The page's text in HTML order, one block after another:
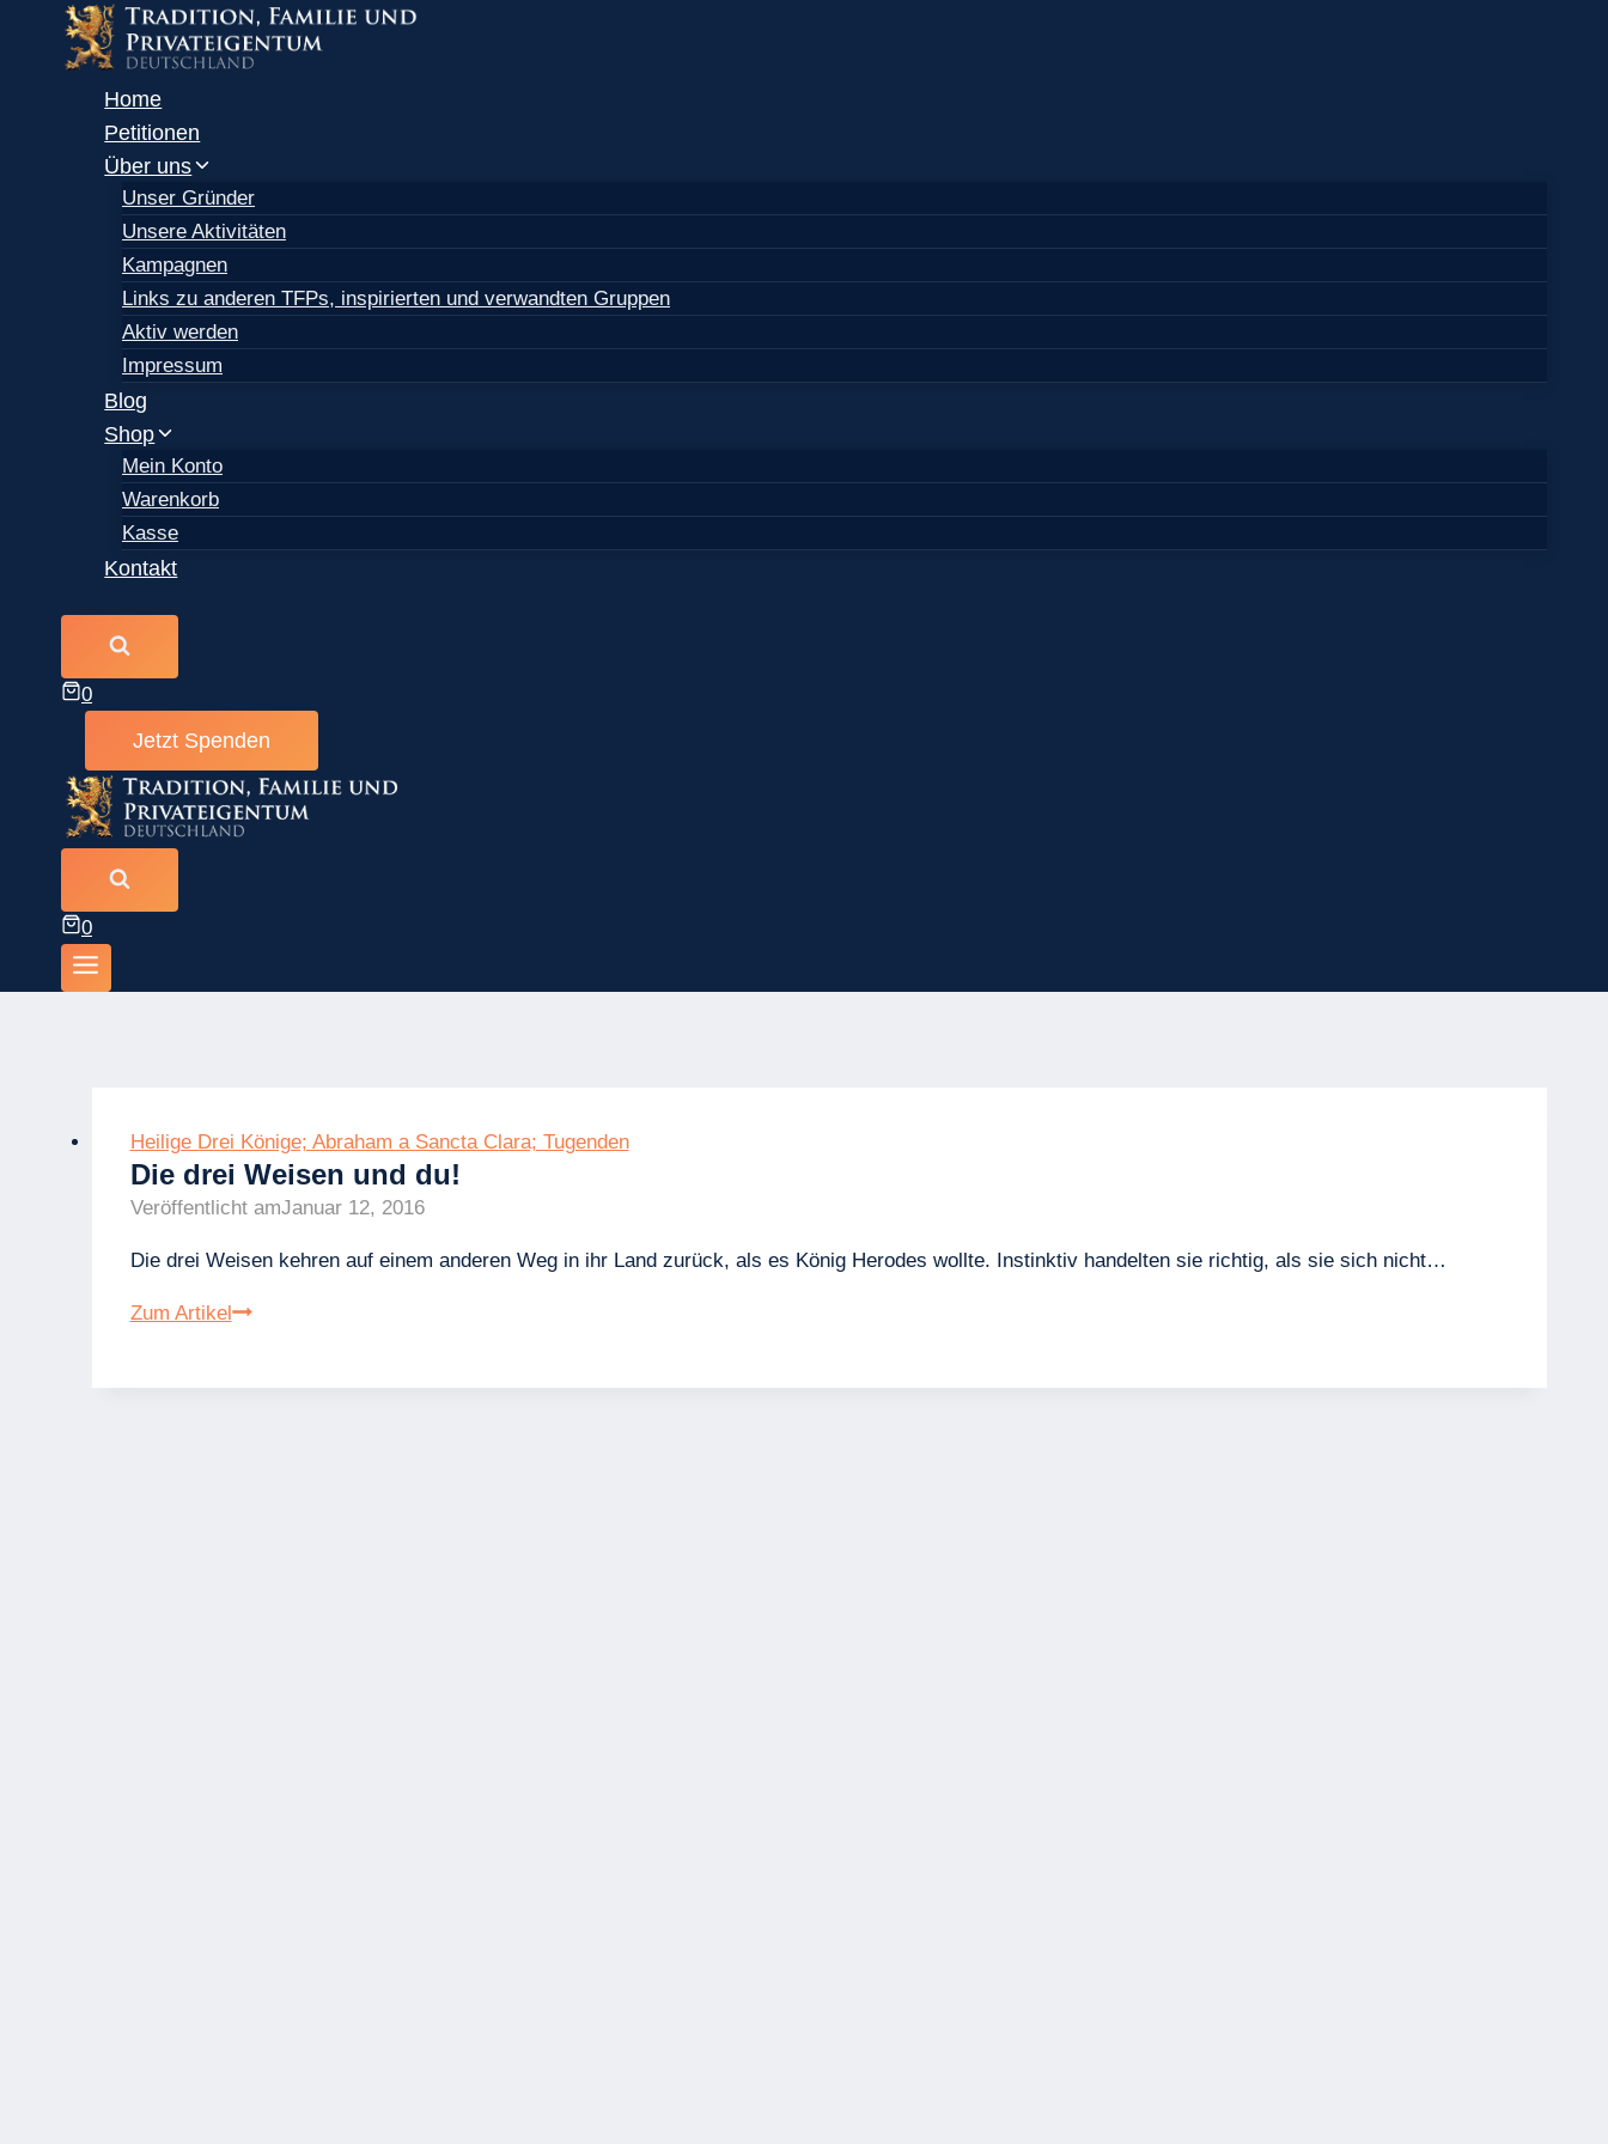
Home
Petitionen
Über uns
Unser Gründer
Unsere Aktivitäten
Kampagnen
Links zu anderen TFPs, inspirierten und verwandten Gruppen
Aktiv werden
Impressum
Blog
Shop
Mein Konto
Warenkorb
Kasse
Kontakt
0
Jetzt Spenden
0
Heilige Drei Könige; Abraham a Sancta Clara; Tugenden
Die drei Weisen und du!
Veröffentlicht amJanuar 12, 2016
Die drei Weisen kehren auf einem anderen Weg in ihr Land zurück, als es König Herodes wollte. Instinktiv handelten sie richtig, als sie sich nicht…
Zum ArtikelDie